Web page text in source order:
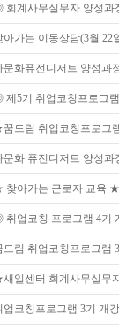
회계사무실무자 양성과
아가는 이동상담(3월 22
문화퓨전디저트 양성과
제5기 취업코칭프로그
드림 취업코칭프로그
문화 퓨전디저트 양성과
찾아가는 근로자 교육
취업코칭 프로그램 4기
드림 취업코칭프로그램
일센터 회계사무실무
업코칭프로그램 3기 개